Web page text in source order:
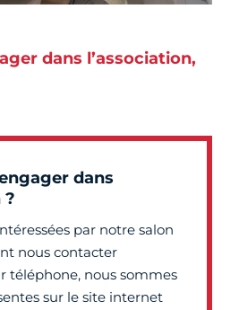
dans l’association,
dans
?
par notre salon
nous contacter
téléphone, nous sommes
sur le site internet